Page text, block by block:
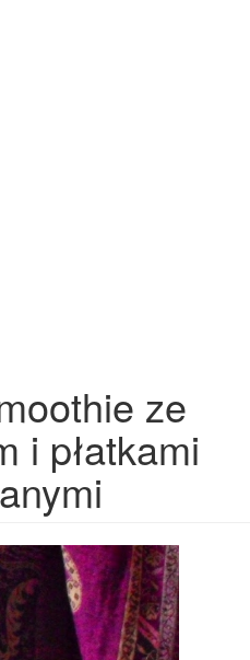
ze
i płatkami